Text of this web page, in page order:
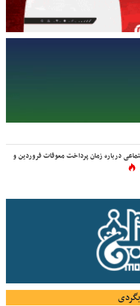
درباره زمان پرداخت معوقات فروردین و